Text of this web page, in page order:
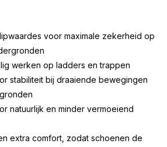
voor maximale zekerheid op
werken op ladders en trappen
stabiliteit bij draaiende bewegingen
natuurlijk en minder vermoeiend
extra comfort, zodat schoenen de